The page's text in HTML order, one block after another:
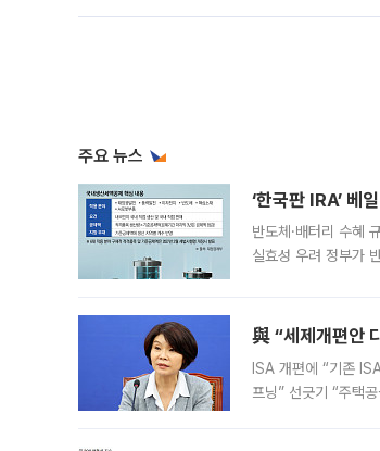
주요 뉴스
‘한국판 IRA’ 베
반도체·배터리 수혜
실효성 우려 정부가
與 “세제개편안
ISA 개편에 “기존
프닝” 선긋기 “주택